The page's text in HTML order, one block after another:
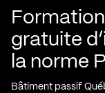
gratuite
la norme
Bâtiment passif